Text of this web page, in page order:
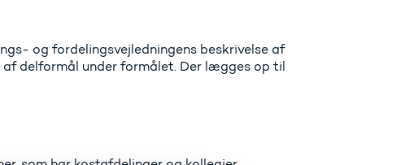
og fordelingsvejledningens beskrivelse af
delformål under formålet. Der lægges op til